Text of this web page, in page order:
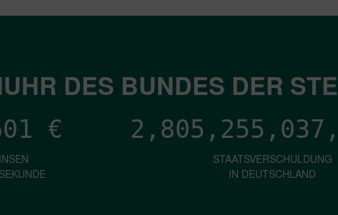
DES BUNDES DER
€
STAATSVERSCHULDUNG
IN DEUTSCHLAND